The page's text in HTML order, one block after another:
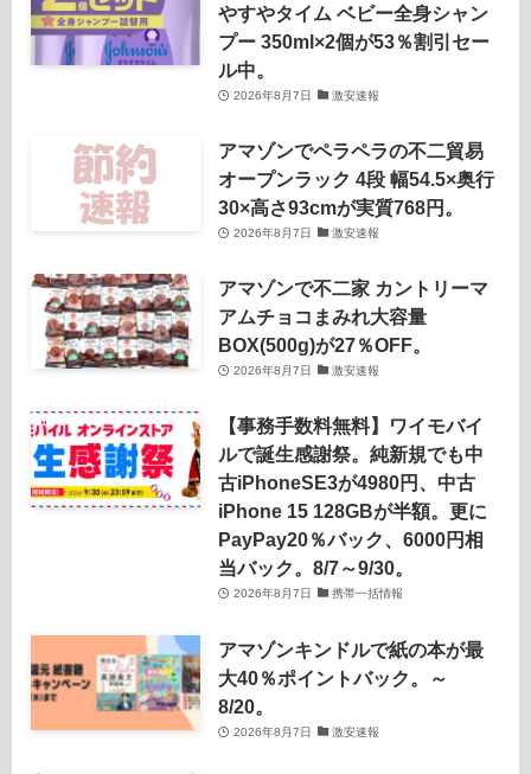
やすやタイム ベビー全身シャン
プー 350ml×2個が53％割引セー
ル中。
2026年8月7日 激安速報
アマゾンでペラペラの不二貿易
オープンラック 4段 幅54.5×奥行
30×高さ93cmが実質768円。
2026年8月7日 激安速報
アマゾンで不二家 カントリーマ
アムチョコまみれ大容量
BOX(500g)が27％OFF。
2026年8月7日 激安速報
【事務手数料無料】ワイモバイ
ルで誕生感謝祭。純新規でも中
古iPhoneSE3が4980円、中古
iPhone 15 128GBが半額。更に
PayPay20％バック、6000円相
当バック。8/7～9/30。
2026年8月7日 携帯一括情報
アマゾンキンドルで紙の本が最
大40％ポイントバック。～
8/20。
2026年8月7日 激安速報